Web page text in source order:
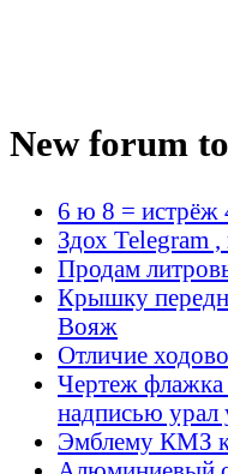
New forum
6 ю 8 = истрёж
Здох Telegram
Продам
Крышку
Вояж
Отличие
Чертеж флажка
надписью урал
Эмблему КМЗ